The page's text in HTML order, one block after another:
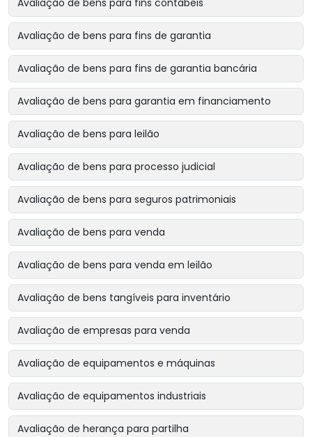
Avaliação de bens para fins contábeis
Avaliação de bens para fins de garantia
Avaliação de bens para fins de garantia bancária
Avaliação de bens para garantia em financiamento
Avaliação de bens para leilão
Avaliação de bens para processo judicial
Avaliação de bens para seguros patrimoniais
Avaliação de bens para venda
Avaliação de bens para venda em leilão
Avaliação de bens tangíveis para inventário
Avaliação de empresas para venda
Avaliação de equipamentos e máquinas
Avaliação de equipamentos industriais
Avaliação de herança para partilha